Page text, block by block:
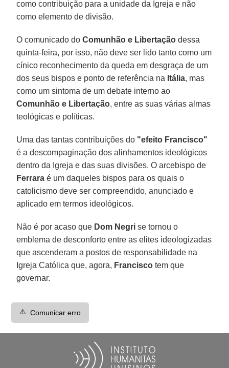
como contribuição para a unidade da Igreja e não
como elemento de divisão.
O comunicado doComunhão e Libertação dessa
quinta-feira, por isso, não deve ser lido tanto como um
cínico reconhecimento da queda em desgraça de um
dos seus bispos e ponto de referência na Itália, mas
como um sintoma de um debate interno ao
Comunhão e Libertação, entre as suas várias almas
teológicas e políticas.
Uma das tantas contribuições do "efeito Francisco"
é a descompaginação dos alinhamentos ideológicos
dentro da Igreja e das suas divisões. O arcebispo de
Ferrara é um daqueles bispos para os quais o
catolicismo deve ser compreendido, anunciado e
aplicado em termos ideológicos.
Não é por acaso que Dom Negri se tornou o
emblema de desconforto entre as elites ideologizadas
que ascenderam a postos de responsabilidade na
Igreja Católica que, agora, Francisco tem que
governar.
⚠️ Comunicar erro